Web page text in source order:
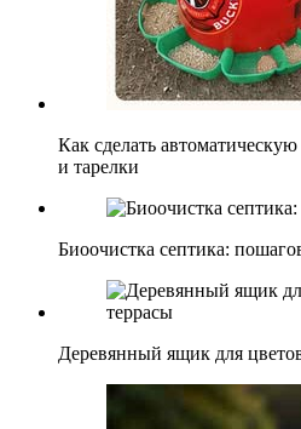
Как сделать
и тарелки
Биоочистка септика:
Деревянный ящик для